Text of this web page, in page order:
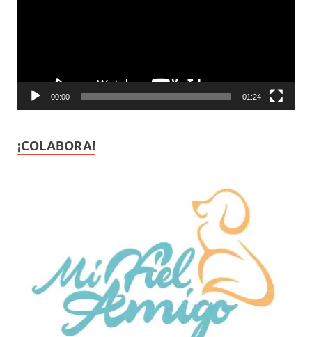
00:00 01:24
¡COLABORA!